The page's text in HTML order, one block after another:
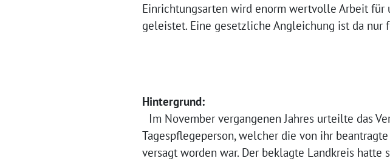
Einrichtungsarten wird enorm wertvolle Arbeit für
geleistet. Eine gesetzliche Angleichung ist da nur
Hintergrund:
Im November vergangenen Jahres urteilte das
Tagespflegeperson, welcher die von ihr
versagt worden war. Der beklagte Landkreis